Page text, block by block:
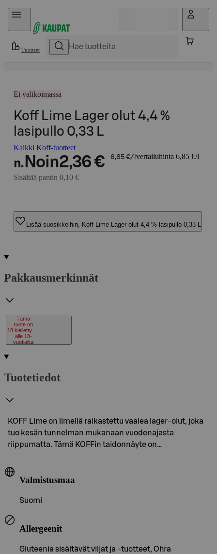
Hyppää sisältöön
Tuotteet
Ei valikoimassa
Koff Lime Lager olut 4,4 %
lasipullo 0,33 L
Kaikki Koff-tuotteet
n. Noin2,36 € 6,85 €/l vertailuhinta 6,85 €/l
Sisältää pantin 0,10 €
Lisää suosikkeihin, Koff Lime Lager olut 4,4 % lasipullo 0,33 L
Pakkausmerkinnät
18
Tämä
tuote on
kielletty
alle 18-
vuotiailta
Tuotetiedot
KOFF Lime on limellä raikastettu vaalea lager-olut, joka
tuo kesän tunnelman mukanaan vuodenajasta
riippumatta. Tämä KOFFin taidonnäyte on…
Valmistusmaa
Suomi
Allergeenit
Gluteenia sisältävät viljat ja -tuotteet, Ohra